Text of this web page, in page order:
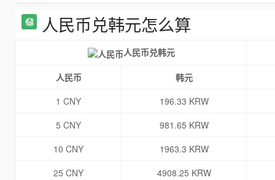
人民币兑韩元怎么算
人民币兑韩元
人民币
韩元
1 CNY
196.33 KRW
5 CNY
981.65 KRW
10 CNY
1963.3 KRW
25 CNY
4908.25 KRW